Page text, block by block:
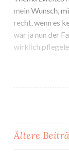
mein Wunsch,
recht, wenn es
war ja nun der
wirklich
Ältere